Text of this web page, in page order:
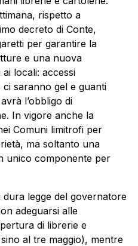
rispetto a
decreto di Conte,
per garantire la
e una nuova
locali: accessi
ci saranno gel e guanti
l’obbligo di
In vigore anche la
Comuni limitrofi per
ma soltanto una
unico componente per
dura legge del governatore
adeguarsi alle
di librerie e
al tre maggio), mentre